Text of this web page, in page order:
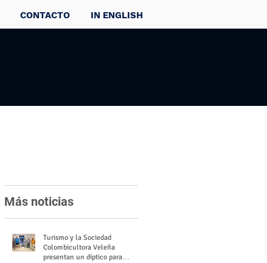
CONTACTO IN ENGLISH
Más noticias
Turismo y la Sociedad
Colombicultora Veleña
presentan un díptico para